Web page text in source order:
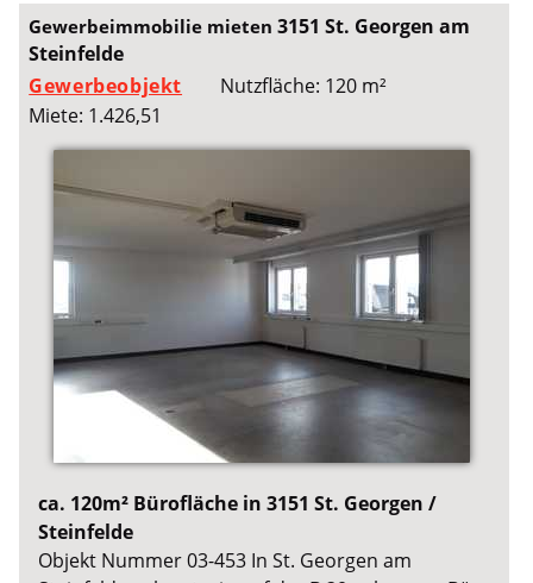
Gewerbeimmobilie mieten3151 St. Georgen am
Steinfelde
Gewerbeobjekt
Nutzfläche: 120 m²
Miete: 1.426,51
ca. 120m² Bürofläche in 3151 St. Georgen /
Steinfelde
Objekt Nummer 03-453 In St. Georgen am